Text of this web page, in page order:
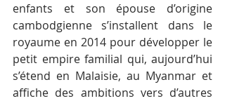
enfants et son épouse d’origine
cambodgienne s’installent dans le
royaume en 2014 pour développer le
petit empire familial qui, aujourd’hui
s’étend en Malaisie, au Myanmar et
affiche des ambitions vers d’autres